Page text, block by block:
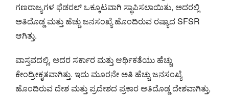
ಗಣರಾಜ್ಯಗಳ ಫೆಡರಲ್ ಒಕ್ಕೂಟವಾಗಿ ಸ್ಥಾಪಿಸಲಾಯಿತು, ಅದರಲ್ಲಿ
ಅತಿದೊಡ್ಡ ಮತ್ತು ಹೆಚ್ಚು ಜನಸಂಖ್ಯೆ ಹೊಂದಿರುವ ರಷ್ಯಾದ SFSR
ಆಗಿತ್ತು.
ವಾಸ್ತವದಲ್ಲಿ, ಅದರ ಸರ್ಕಾರ ಮತ್ತು ಆರ್ಥಿಕತೆಯು ಹೆಚ್ಚು
ಕೇಂದ್ರೀಕೃತವಾಗಿತ್ತು. ಇದು ಮೂರನೇ ಅತಿ ಹೆಚ್ಚು ಜನಸಂಖ್ಯೆ
ಹೊಂದಿರುವ ದೇಶ ಮತ್ತು ಪ್ರದೇಶದ ಪ್ರಕಾರ ಅತಿದೊಡ್ಡ ದೇಶವಾಗಿತ್ತು,